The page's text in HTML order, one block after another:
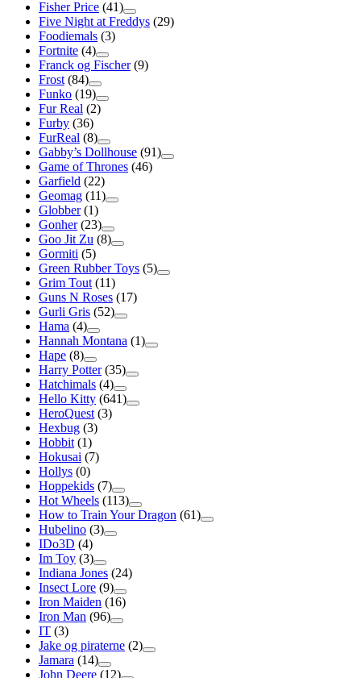
Fisher Price (41)
Five Night at Freddys (29)
Foodiemals (3)
Fortnite (4)
Franck og Fischer (9)
Frost (84)
Funko (19)
Fur Real (2)
Furby (36)
FurReal (8)
Gabby’s Dollhouse (91)
Game of Thrones (46)
Garfield (22)
Geomag (11)
Globber (1)
Gonher (23)
Goo Jit Zu (8)
Gormiti (5)
Green Rubber Toys (5)
Grim Tout (11)
Guns N Roses (17)
Gurli Gris (52)
Hama (4)
Hannah Montana (1)
Hape (8)
Harry Potter (35)
Hatchimals (4)
Hello Kitty (641)
HeroQuest (3)
Hexbug (3)
Hobbit (1)
Hokusai (7)
Hollys (0)
Hoppekids (7)
Hot Wheels (113)
How to Train Your Dragon (61)
Hubelino (3)
IDo3D (4)
Im Toy (3)
Indiana Jones (24)
Insect Lore (9)
Iron Maiden (16)
Iron Man (96)
IT (3)
Jake og piraterne (2)
Jamara (14)
John Deere (12)